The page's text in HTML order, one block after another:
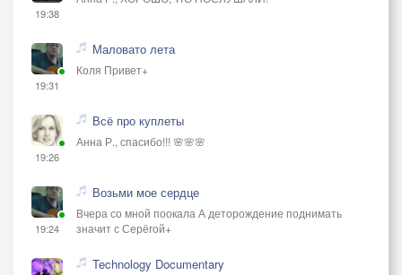
19:38
19:31
Маловато лета
Коля Привет+
19:26
Всё про куплеты
Анна Р., спасибо!!! 🌸🌸🌸
19:24
Возьми мое сердце
Вчера со мной поокала А деторождение поднимать
значит с Серёгой+
Technology Documentary